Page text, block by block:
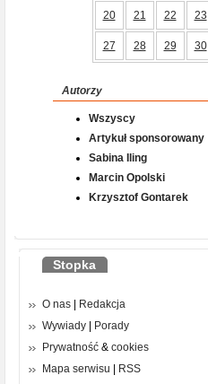
20 21 22 23
27 28 29 30
Autorzy
Wszyscy
Artykuł sponsorowany
Sabina Iling
Marcin Opolski
Krzysztof Gontarek
Stopka
O nas
Redakcja
Wywiady
Porady
Prywatność & cookies
Mapa serwisu
RSS